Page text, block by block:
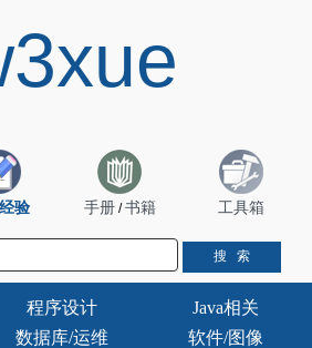
验 手册/书籍 工具箱
程序设计
Java相关
数据库/运维
软件/图像